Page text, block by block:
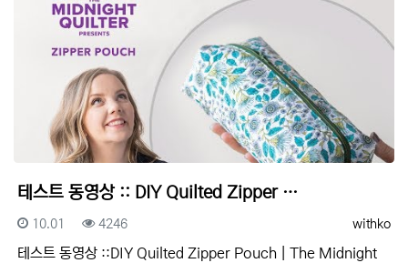
테스트 동영상 :: DIY Quilted Zipper …
등록자
withko
등록일
10.01 조회
4246
테스트 동영상 ::DIY Quilted Zipper Pouch | The Midnight